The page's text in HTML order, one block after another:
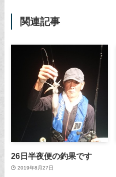
関連記事
26日半夜便の釣果です
2019年8月27日